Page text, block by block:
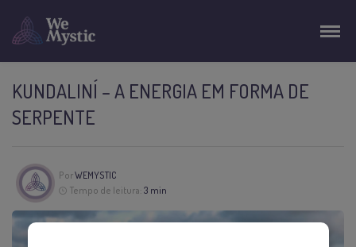
KUNDALINÍ – A ENERGIA EM FORMA DE
SERPENTE
PorWEMYSTIC
Tempo de leitura: 3 min